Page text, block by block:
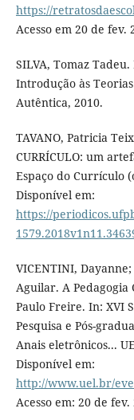
https://
Acesso em 20 de fev.
SILVA, Tomaz Tadeu.
Introdução às
Autêntica, 2010.
TAVANO, Patricia
CURRÍCULO: um
Espaço do Currículo
Disponível em:
https://
VICENTINI, Dayanne;
Aguilar. A Pedagogia
Paulo Freire. In: XVI
Pesquisa e Pós-
Anais eletrônicos...
Disponível em:
http://www.uel.br/
Acesso em: 20 de fev.